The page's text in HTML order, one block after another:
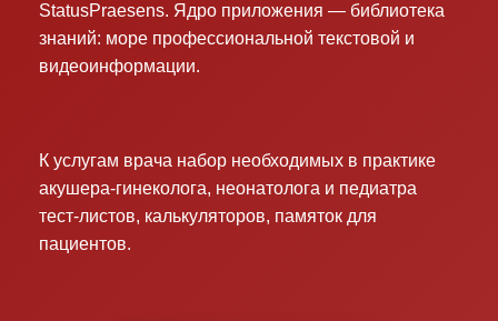
StatusPraesens. Ядро приложения — библиотека
знаний: море профессиональной текстовой и
видеоинформации.
К услугам врача набор необходимых в практике
акушера-гинеколога, неонатолога и педиатра
тест-листов, калькуляторов, памяток для
пациентов.